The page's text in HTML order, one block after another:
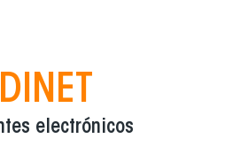
electrónicos